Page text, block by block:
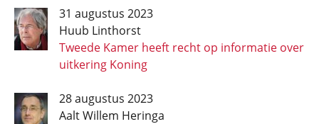
31 augustus 2023
Huub Linthorst
Tweede Kamer heeft recht op informatie over
uitkering Koning
28 augustus 2023
Aalt Willem Heringa